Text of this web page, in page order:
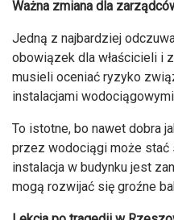
Ważna zmiana dla
Jedną z najbardziej
obowiązek dla właścicieli i
musieli oceniać ryzyko
instalacjami
To istotne, bo nawet dobra
przez wodociągi może stać
instalacja w budynku jest
mogą rozwijać się groźne